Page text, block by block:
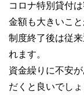
コロナ特別貸付
金額も大きいこと
制度終了後は従
れます。
資金繰りに不安
だくと良いでしょ